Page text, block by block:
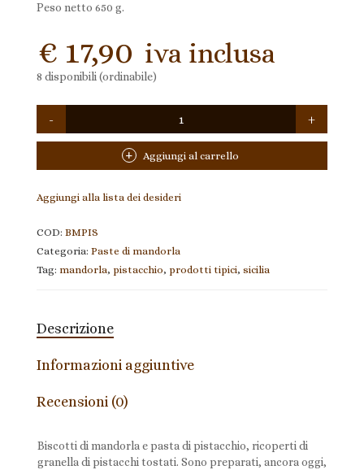
Peso netto 650 g.
€ 17,90 iva inclusa
8 disponibili (ordinabile)
Aggiungi al carrello
Aggiungi alla lista dei desideri
COD: BMPIS
Categoria: Paste di mandorla
Tag: mandorla, pistacchio, prodotti tipici, sicilia
Descrizione
Informazioni aggiuntive
Recensioni (0)
Biscotti di mandorla e pasta di pistacchio, ricoperti di
granella di pistacchi tostati. Sono preparati, ancora oggi,